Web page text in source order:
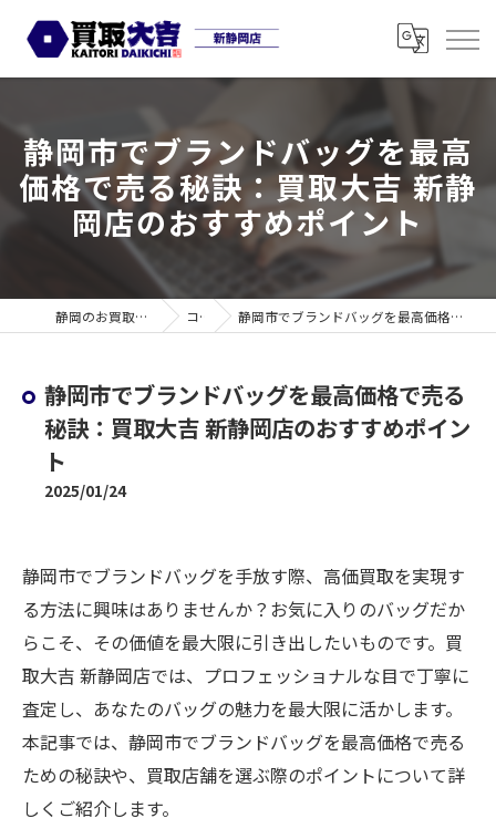
静岡市でブランドバッグを最高
価格で売る秘訣：買取大吉 新静
岡店のおすすめポイント
静岡のお買取なら買取大吉 新静岡店 コラム 静岡市でブランドバッグを最高価格で売る秘訣：買取大吉 新静岡店のおすすめポイント
静岡市でブランドバッグを最高価格で売る
秘訣：買取大吉 新静岡店のおすすめポイン
ト
2025/01/24
静岡市でブランドバッグを手放す際、高価買取を実現す
る方法に興味はありませんか？お気に入りのバッグだか
らこそ、その価値を最大限に引き出したいものです。買
取大吉 新静岡店では、プロフェッショナルな目で丁寧に
査定し、あなたのバッグの魅力を最大限に活かします。
本記事では、静岡市でブランドバッグを最高価格で売る
ための秘訣や、買取店舗を選ぶ際のポイントについて詳
しくご紹介します。